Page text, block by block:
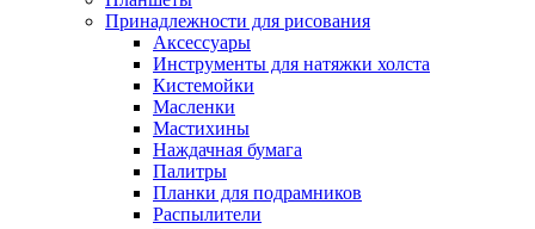
Принадлежности для рисования
Аксессуары
Инструменты для натяжки холста
Кистемойки
Масленки
Мастихины
Наждачная бумага
Палитры
Планки для подрамников
Распылители